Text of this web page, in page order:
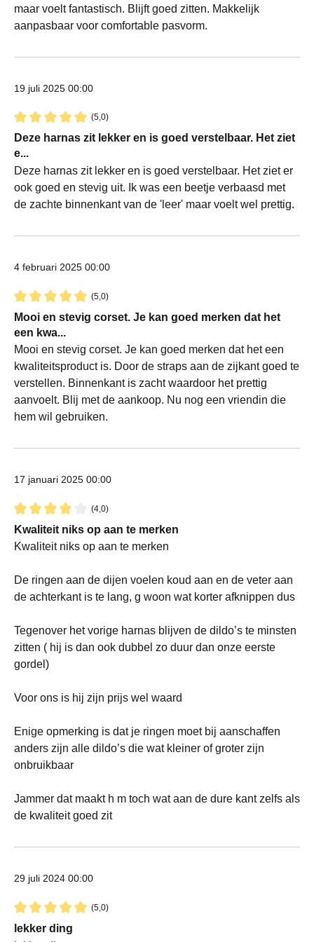
maar voelt fantastisch. Blijft goed zitten. Makkelijk
aanpasbaar voor comfortable pasvorm.
19 juli 2025 00:00
(5,0)
Recensie met een waardering van 5 van de 5 sterren
Deze harnas zit lekker en is goed verstelbaar. Het ziet
e...
Deze harnas zit lekker en is goed verstelbaar. Het ziet er
ook goed en stevig uit. Ik was een beetje verbaasd met
de zachte binnenkant van de 'leer' maar voelt wel prettig.
4 februari 2025 00:00
(5,0)
Recensie met een waardering van 5 van de 5 sterren
Mooi en stevig corset. Je kan goed merken dat het
een kwa...
Mooi en stevig corset. Je kan goed merken dat het een
kwaliteitsproduct is. Door de straps aan de zijkant goed te
verstellen. Binnenkant is zacht waardoor het prettig
aanvoelt. Blij met de aankoop. Nu nog een vriendin die
hem wil gebruiken.
17 januari 2025 00:00
(4,0)
Recensie met een waardering van 4 van de 5 sterren
Kwaliteit niks op aan te merken
Kwaliteit niks op aan te merken
De ringen aan de dijen voelen koud aan en de veter aan
de achterkant is te lang, g woon wat korter afknippen dus
Tegenover het vorige harnas blijven de dildo’s te minsten
zitten ( hij is dan ook dubbel zo duur dan onze eerste
gordel)
Voor ons is hij zijn prijs wel waard
Enige opmerking is dat je ringen moet bij aanschaffen
anders zijn alle dildo’s die wat kleiner of groter zijn
onbruikbaar
Jammer dat maakt h m toch wat aan de dure kant zelfs als
de kwaliteit goed zit
29 juli 2024 00:00
(5,0)
Recensie met een waardering van 5 van de 5 sterren
lekker ding